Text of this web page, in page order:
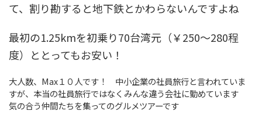
て、割り勘すると地下鉄とかわらないんですよね
最初の1.25kmを初乗り70台湾元（￥250～280程
度）ととってもお安い！
大人数、Max１０人です！ 中小企業の社員旅行と言われていま
すが、本当の社員旅行ではなくみんな違う会社に勤めています
気の合う仲間たちを集ってのグルメツアーです